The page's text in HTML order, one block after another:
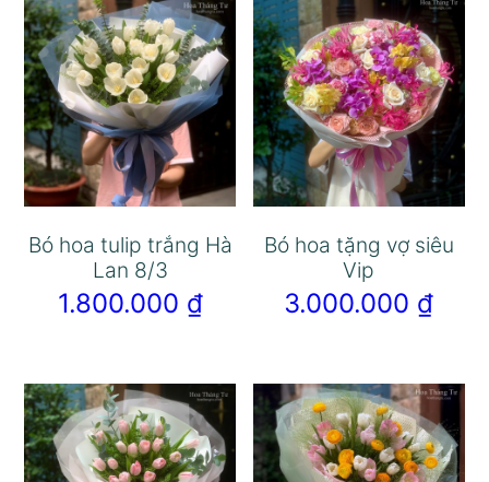
Bó hoa tulip trắng Hà
Lan 8/3
1.800.000 ₫
Bó hoa tặng vợ siêu
Vip
3.000.000 ₫